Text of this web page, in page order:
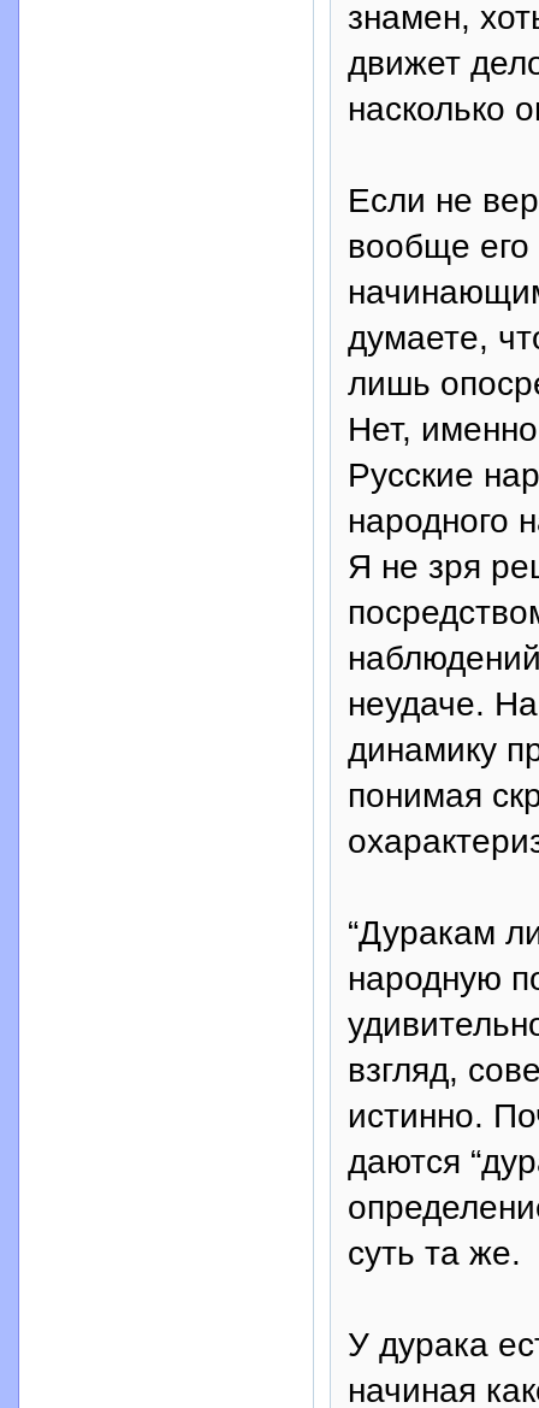
знамен,
движет
насколько
Если не
вообще его
думаете,
лишь
Нет,
Русские
народного
Я не зря
неудаче.
динамику
понимая
“Дуракам
народную
взгляд,
истинно.
даются
суть та же.
У дурака
начиная